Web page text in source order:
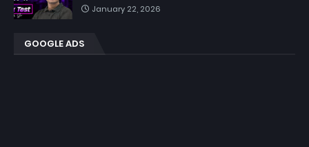
January 22, 2026
GOOGLE ADS